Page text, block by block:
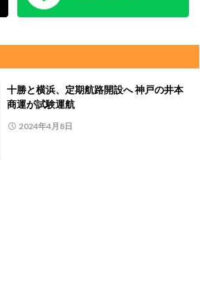
十勝と横浜、定期航路開設へ 神戸の井本
商運が試験運航
2024年4月8日